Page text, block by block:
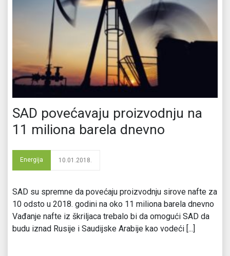
SAD povećavaju proizvodnju na
11 miliona barela dnevno
Energija 10.01.2018.
SAD su spremne da povećaju proizvodnju sirove nafte za
10 odsto u 2018. godini na oko 11 miliona barela dnevno
Vađanje nafte iz škriljaca trebalo bi da omogući SAD da
budu iznad Rusije i Saudijske Arabije kao vodeći [...]